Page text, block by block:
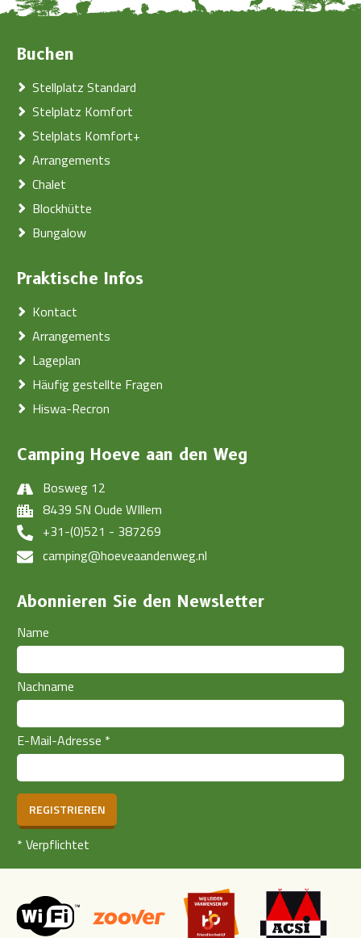
Buchen
Stellplatz Standard
Stelplatz Komfort
Stelplats Komfort+
Arrangements
Chalet
Blockhütte
Bungalow
Praktische Infos
Kontact
Arrangements
Lageplan
Häufig gestellte Fragen
Hiswa-Recron
Camping Hoeve aan den Weg
Bosweg 12
8439 SN Oude WIllem
+31-(0)521 - 387269
camping@hoeveaandenweg.nl
Abonnieren Sie den Newsletter
Name
Nachname
E-Mail-Adresse *
REGISTRIEREN
* Verpflichtet